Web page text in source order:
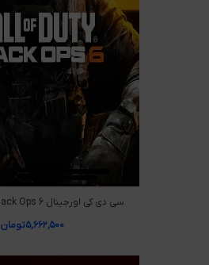
سی دی کی اورجینال Call of Duty Black Ops 6
۵,۶۶۲,۵۰۰تومان